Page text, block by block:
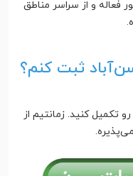
فعاله و از سراسر مناطق
ثبت کنم؟
تکمیل کنید. زمانتیم از